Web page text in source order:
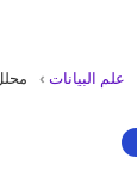
علم البيانات